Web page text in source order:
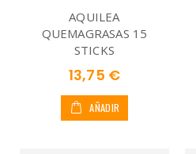
AQUILEA
QUEMAGRASAS 15
STICKS
13,75 €
AÑADIR